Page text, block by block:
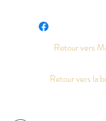
Retour vers
Retour vers la